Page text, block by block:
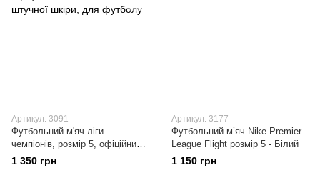
Артикул: 3091
Футбольний м'яч ліги
чемпіонів, розмір 5, офіційний,
зносостійкий, зі штучної шкіри,
для футболу
1 350 грн
Артикул: 3177
Футбольний м’яч Nike Premier
League Flight розмір 5 - Білий
1 150 грн